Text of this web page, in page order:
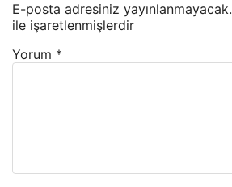
E-posta adresiniz yayınlanmayacak.
ile işaretlenmişlerdir
Yorum *